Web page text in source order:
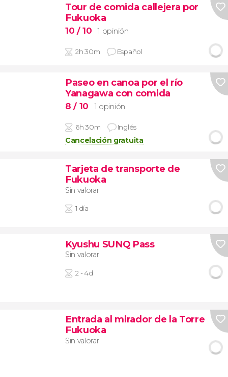
Tour de comida callejera por
Fukuoka
10 / 10 1 opinión
2h 30m Español
Paseo en canoa por el río
Yanagawa con comida
8/ 10 1 opinión
6h 30m Inglés
Cancelación gratuita
Tarjeta de transporte de
Fukuoka
Sin valorar
1 día
Kyushu SUNQ Pass
Sin valorar
2 - 4d
Entrada al mirador de la Torre
Fukuoka
Sin valorar